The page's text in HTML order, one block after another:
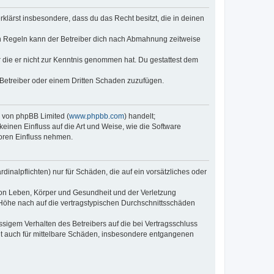
insbesondere, dass du das Recht besitzt, die in deinen
kann der Betreiber dich nach Abmahnung zeitweise
er nicht zur Kenntnis genommen hat. Du gestattest dem
oder einem Dritten Schaden zuzufügen.
phpBB Limited (www.phpbb.com) handelt;
Einfluss auf die Art und Weise, wie die Software
Einfluss nehmen.
nur für Schäden, die auf ein vorsätzliches oder
Leben, Körper und Gesundheit und der Verletzung
nach auf die vertragstypischen Durchschnittsschäden
Verhalten des Betreibers auf die bei Vertragsschluss
für mittelbare Schäden, insbesondere entgangenen